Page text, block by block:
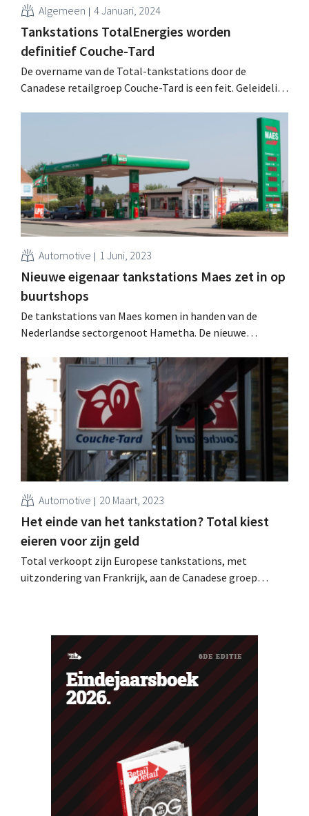
Algemeen 4 Januari, 2024
Tankstations TotalEnergies worden
definitief Couche-Tard
De overname van de Total-tankstations door de
Canadese retailgroep Couche-Tard is een feit. Geleidelijk
Automotive 1 Juni, 2023
Nieuwe eigenaar tankstations Maes zet in op
buurtshops
De tankstations van Maes komen in handen van de
Nederlandse sectorgenoot Hametha. De nieuwe
uitbreiden.
Automotive 20 Maart, 2023
Het einde van het tankstation? Total kiest
eieren voor zijn geld
Total verkoopt zijn Europese tankstations, met
uitzondering van Frankrijk, aan de Canadese groep